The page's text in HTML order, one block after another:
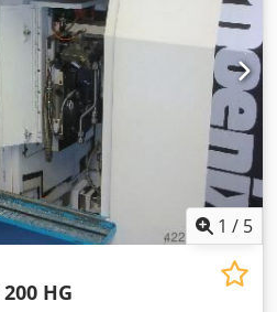
ドレッサ2台搭載 48歯用分割デ
分離式クーラントユニット、分離
ルミスト分離システム、各種小型
1 / 5
HG